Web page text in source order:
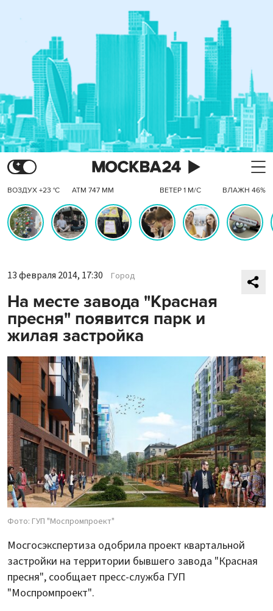
ВОЗДУХ +23 °C АТМ 747 ММ ВЕТЕР 1 М/С ВЛАЖН 46%
13 февраля 2014, 17:30 Город
На месте завода "Красная
пресня" появится парк и
жилая застройка
Фото: ГУП "Моспромпроект"
Мосгосэкспертиза одобрила проект квартальной
застройки на территории бывшего завода "Красная
пресня", сообщает пресс-служба ГУП
"Моспромпроект".